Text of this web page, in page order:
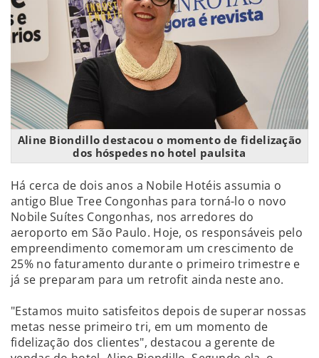
Aline Biondillo destacou o momento de fidelização
dos hóspedes no hotel paulsita
Há cerca de dois anos a Nobile Hotéis assumia o
antigo Blue Tree Congonhas para torná-lo o novo
Nobile Suítes Congonhas, nos arredores do
aeroporto em São Paulo. Hoje, os responsáveis pelo
empreendimento comemoram um crescimento de
25% no faturamento durante o primeiro trimestre e
já se preparam para um retrofit ainda neste ano.
"Estamos muito satisfeitos depois de superar nossas
metas nesse primeiro tri, em um momento de
fidelização dos clientes", destacou a gerente de